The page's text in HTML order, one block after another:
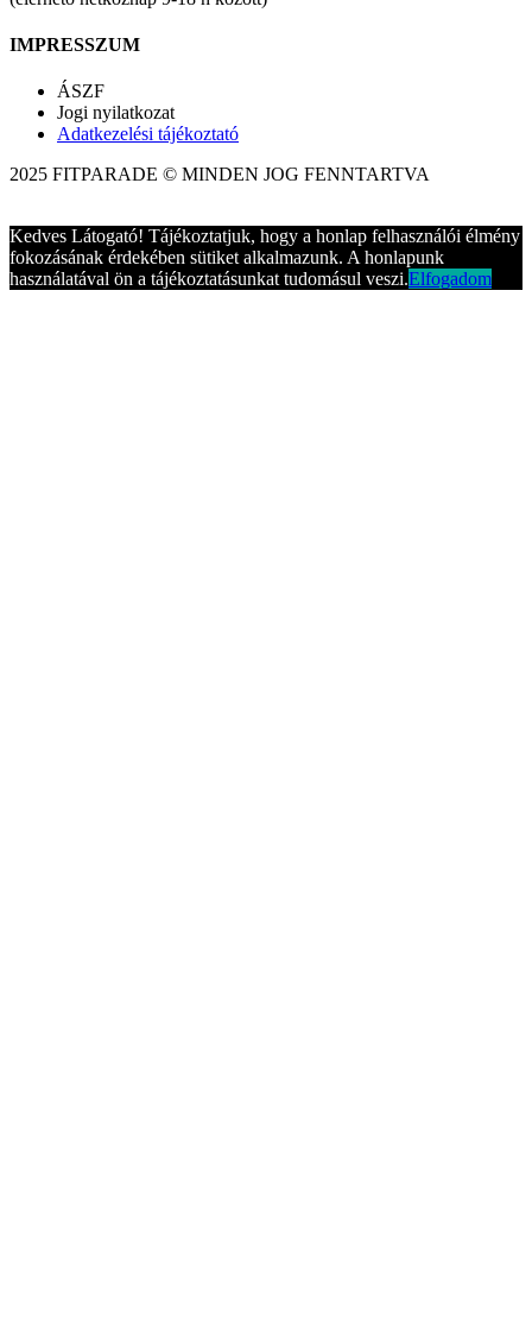
IMPRESSZUM
ÁSZF
Jogi nyilatkozat
Adatkezelési tájékoztató
2025 FITPARADE © MINDEN JOG FENNTARTVA
Kedves Látogató! Tájékoztatjuk, hogy a honlap felhasználói élmény
fokozásának érdekében sütiket alkalmazunk. A honlapunk
használatával ön a tájékoztatásunkat tudomásul veszi.Elfogadom